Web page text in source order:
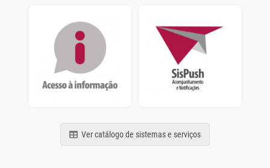
Pedidos de Acesso nos
termos da Lei nº
12.527/2011
Sistema de
Acompanhamento e
Notificações de
relatórios, processos e
comunicados
Ver catálogo de sistemas e serviços